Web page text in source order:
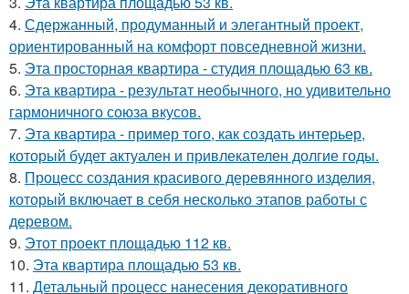
4. Сдержанный, продуманный и элегантный проект,
ориентированный на комфорт повседневной жизни.
5. Эта просторная квартира - студия площадью 63 кв.
6. Эта квартира - результат необычного, но удивительно
гармоничного союза вкусов.
7. Эта квартира - пример того, как создать интерьер,
который будет актуален и привлекателен долгие годы.
8. Процесс создания красивого деревянного изделия,
который включает в себя несколько этапов работы с
деревом.
9. Этот проект площадью 112 кв.
10. Эта квартира площадью 53 кв.
11. Детальный процесс нанесения декоративного